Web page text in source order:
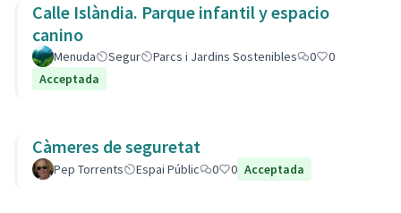
Calle Islàndia. Parque infantil y espacio
canino
Menuda Segur Parcs i Jardins Sostenibles 0
0
Acceptada
Càmeres de seguretat
Pep Torrents Espai Públic 0 0 Acceptada